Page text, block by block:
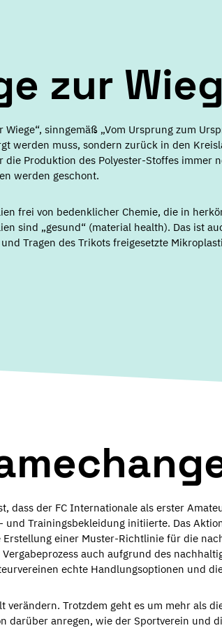
zur
sinngemäß „Vom Ursprung zum
werden muss, sondern zurück in den
Produktion des Polyester-Stoffes immer
werden geschont.
frei von bedenklicher Chemie, die in
sind „gesund“ (material health). Das ist
Tragen des Trikots freigesetzte
dass der FC Internationale als erster
Trainingsbekleidung initiierte. Das
einer Muster-Richtlinie für die
auch aufgrund des
echte Handlungsoptionen und
Trotzdem geht es um mehr als
darüber anregen, wie der Sportverein und